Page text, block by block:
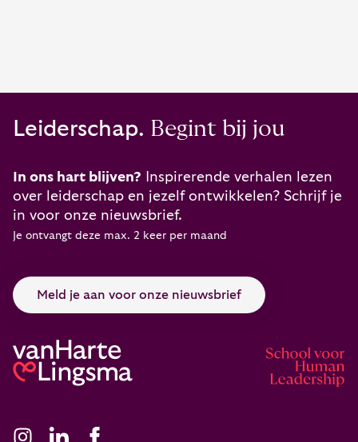
Leiderschap. Begint bij jou
In ons hart blijven? Inspirerende verhalen lezen
over leiderschap en jezelf ontwikkelen? Schrijf je
in voor onze nieuwsbrief.
Je ontvangt deze max. 2 keer per maand
Meld je aan voor onze nieuwsbrief